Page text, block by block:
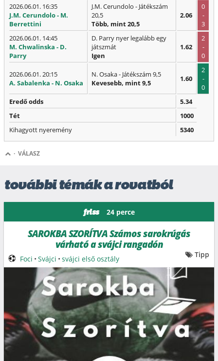
2026.06.01. 16:35
J.M. Cerundolo - M.
Berrettini
J.M. Cerundolo - Játékszám
20,5
Több, mint 20,5
2.06
0
-
3
2026.06.01. 14:45
M. Chwalinska - D.
Parry
D. Parry nyer legalább egy
játszmát
Igen
1.62
2
-
0
2026.06.01. 20:15
A. Sabalenka - N. Osaka
N. Osaka - Játékszám 9,5
Kevesebb, mint 9,5
1.60
2
-
0
Eredő odds
5.34
Tét
1000
Kihagyott nyeremény
5340
· VÁLASZ
további témák a rovatból
friss 24 perce
SAROKBA SZORÍTVA Számos sarokrúgás
várható a svájci rangadón
Foci • Svájci • svájci első osztály Tipp